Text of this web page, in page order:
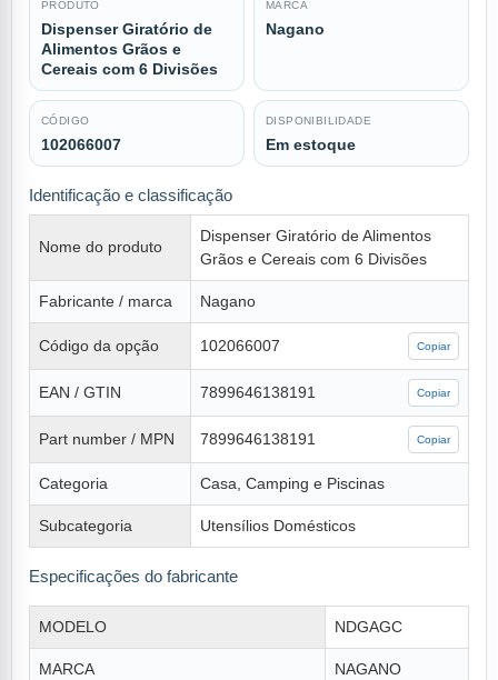
PRODUTO
Dispenser Giratório de
Alimentos Grãos e
Cereais com 6 Divisões
MARCA
Nagano
CÓDIGO
102066007
DISPONIBILIDADE
Em estoque
Identificação e classificação
Nome do produto
Dispenser Giratório de Alimentos
Grãos e Cereais com 6 Divisões
Fabricante / marca Nagano
Código da opção 102066007 Copiar
EAN / GTIN 7899646138191 Copiar
Part number / MPN 7899646138191 Copiar
Categoria Casa, Camping e Piscinas
Subcategoria Utensílios Domésticos
Especificações do fabricante
MODELO NDGAGC
MARCA NAGANO